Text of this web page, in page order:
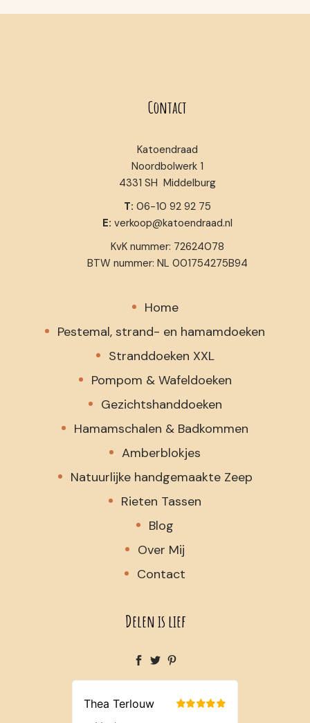
Contact
Katoendraad
Noordbolwerk 1
4331 SH Middelburg
T: 06-10 92 92 75
E: verkoop@katoendraad.nl
KvK nummer: 72624078
BTW nummer: NL 001754275B94
Home
Pestemal, strand- en hamamdoeken
Stranddoeken XXL
Pompom & Wafeldoeken
Gezichtshanddoeken
Hamamschalen & Badkommen
Amberblokjes
Natuurlijke handgemaakte Zeep
Rieten Tassen
Blog
Over Mij
Contact
Delen is lief